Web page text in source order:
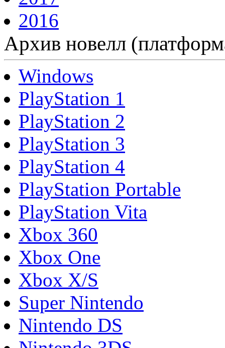
2016
Архив новелл
Windows
PlayStation 1
PlayStation 2
PlayStation 3
PlayStation 4
PlayStation Portable
PlayStation Vita
Xbox 360
Xbox One
Xbox X/S
Super Nintendo
Nintendo DS